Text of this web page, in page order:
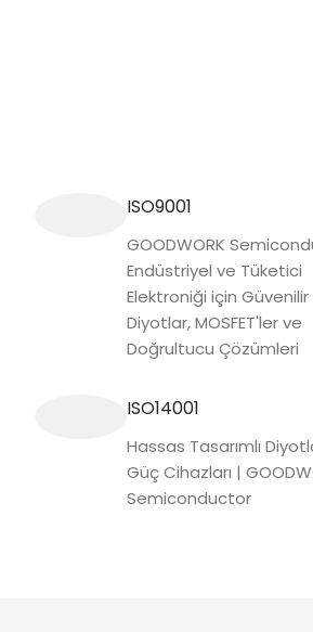
ISO9001
GOODWORK
Endüstriyel ve Tüketici
Elektroniği için Güvenilir
Diyotlar, MOSFET'ler ve
Doğrultucu Çözümleri
ISO14001
Hassas Tasarımlı
Güç Cihazları |
Semiconductor